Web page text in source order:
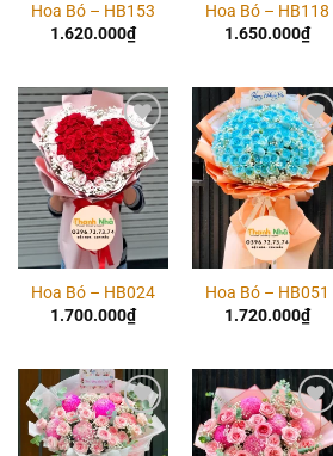
Hoa Bó – HB153
1.620.000₫
Hoa Bó – HB118
1.650.000₫
Add to
wishlist
Hoa Bó – HB024
1.700.000₫
Add to
wishlist
Hoa Bó – HB051
1.720.000₫
Add to
wishlist
Add to
wishlist